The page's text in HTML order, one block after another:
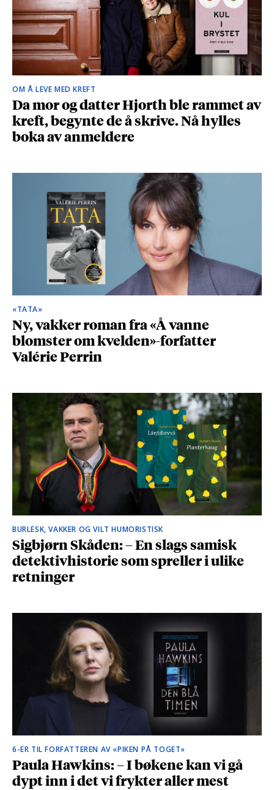
OM Å LEVE MED KREFT
Da mor og datter Hjorth ble rammet av
kreft, begynte de å skrive. Nå hylles
boka av anmeldere
«TATA»
Ny, vakker roman fra «Å vanne
blomster om kvelden»-forfatter
Valérie Perrin
BURLESK, VAKKER OG VILT HUMORISTISK
Sigbjørn Skåden: – En slags samisk
detektivhistorie som spreller i ulike
retninger
6-ER TIL FORFATTEREN AV «PIKEN PÅ TOGET»
Paula Hawkins: – I bøkene kan vi gå
dypt inn i det vi frykter aller mest